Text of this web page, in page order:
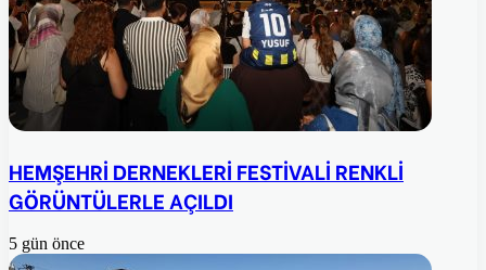
HEMŞEHRİ DERNEKLERİ FESTİVALİ RENKLİ
GÖRÜNTÜLERLE AÇILDI
5 gün önce